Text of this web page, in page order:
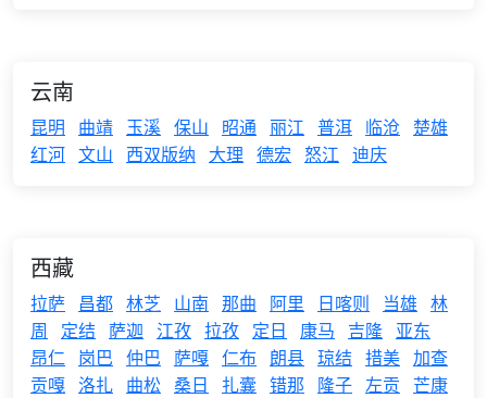
云南
昆明 曲靖 玉溪 保山 昭通 丽江 普洱 临沧
楚雄
红河 文山 西双版纳 大理 德宏 怒江 迪庆
西藏
拉萨 昌都 林芝 山南 那曲 阿里 日喀则 当雄 林
周
定结 萨迦 江孜 拉孜 定日 康马 吉隆 亚东
昂仁 岗巴 仲巴 萨嘎 仁布 朗县 琼结 措美 加查
贡嘎 洛扎 曲松 桑日 扎囊 错那 隆子 左贡 芒康